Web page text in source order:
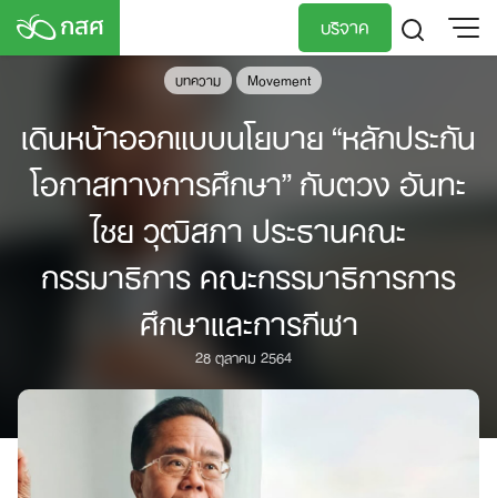
Skip
บริจาค
บทความ Movement
เดินหน้าออกแบบนโยบาย “หลักประกัน
โอกาสทางการศึกษา” กับตวง อันทะ
ไชย วุฒิสภา ประธานคณะ
กรรมาธิการ คณะกรรมาธิการการ
ศึกษาและการกีฬา
28 ตุลาคม 2564